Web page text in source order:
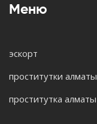
Меню
эскорт
проститутки алматы
проститутка алматы